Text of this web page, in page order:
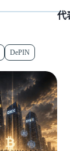
DePIN
代